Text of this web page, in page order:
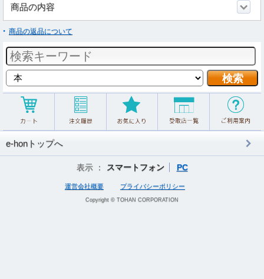
商品の内容
商品の返品について
e-honトップへ
表示 ： スマートフォン PC
運営会社概要 プライバシーポリシー
Copyright © TOHAN CORPORATION